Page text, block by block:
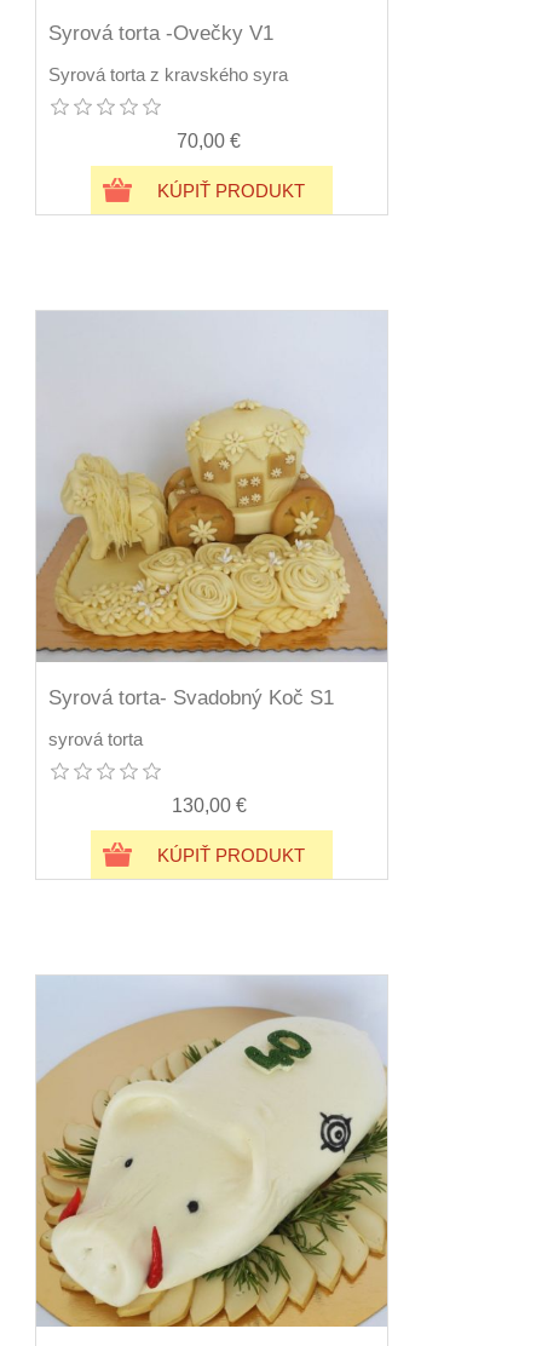
Syrová torta -Ovečky V1
Syrová torta z kravského syra
70,00 €
KÚPIŤ PRODUKT
Syrová torta- Svadobný Koč S1
syrová torta
130,00 €
KÚPIŤ PRODUKT